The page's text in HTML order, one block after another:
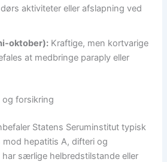
aktiviteter eller afslapning ved
oktober): Kraftige, men kortvarige
at medbringe paraply eller
og forsikring
Statens Seruminstitut typisk
hepatitis A, difteri og
særlige helbredstilstande eller